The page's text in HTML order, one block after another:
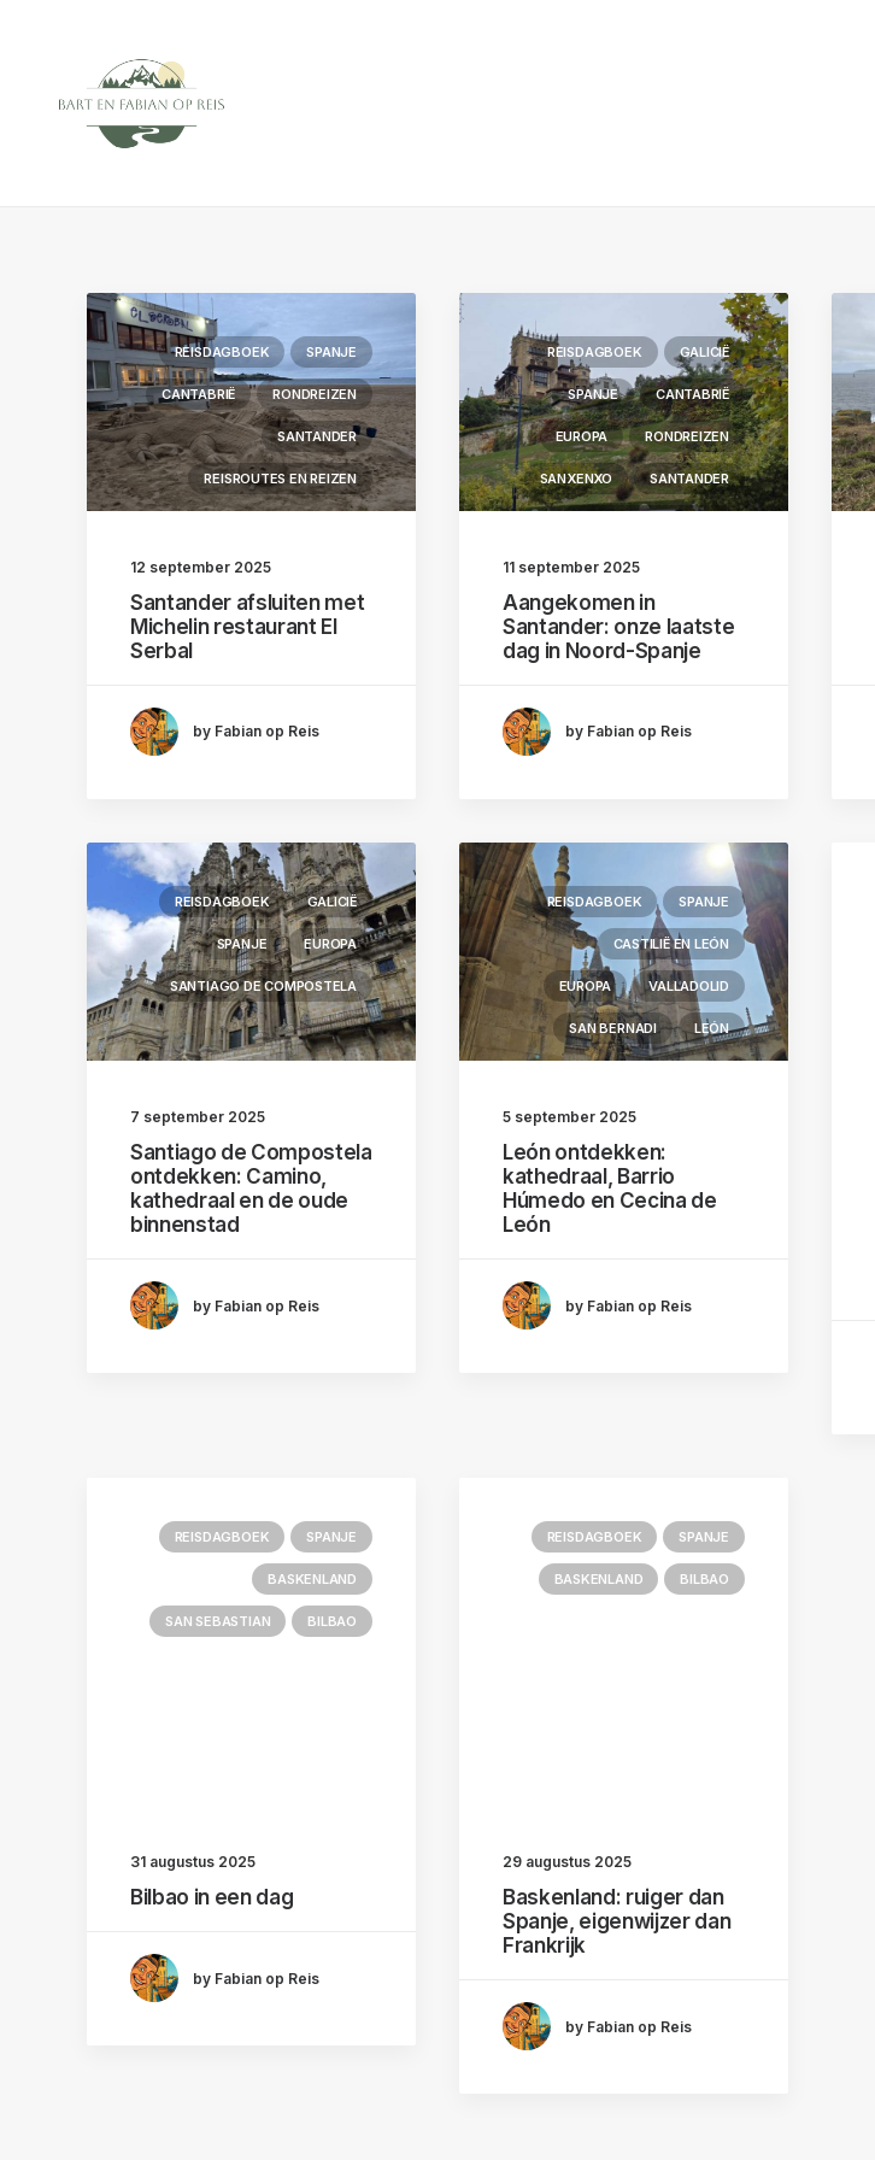
REISDAGBOEK SPANJE
CANTABRIË RONDREIZEN
SANTANDER
REISROUTES EN REIZEN
12 september 2025
Santander afsluiten met
Michelin restaurant El
Serbal
by Fabian op Reis
REISDAGBOEK GALICIË
SPANJE CANTABRIË
EUROPA RONDREIZEN
SANXENXO SANTANDER
11 september 2025
Aangekomen in
Santander: onze laatste
dag in Noord-Spanje
by Fabian op Reis
REISDAGBOEK GALICIË
SPANJE EUROPA
SANTIAGO DE COMPOSTELA
7 september 2025
Santiago de Compostela
ontdekken: Camino,
kathedraal en de oude
binnenstad
by Fabian op Reis
REISDAGBOEK SPANJE
CASTILIË EN LEÓN
EUROPA VALLADOLID
SAN BERNADI LEÓN
5 september 2025
León ontdekken:
kathedraal, Barrio
Húmedo en Cecina de
León
by Fabian op Reis
REISDAGBOEK SPANJE
BASKENLAND
SAN SEBASTIAN BILBAO
31 augustus 2025
Bilbao in een dag
by Fabian op Reis
REISDAGBOEK SPANJE
BASKENLAND BILBAO
29 augustus 2025
Baskenland: ruiger dan
Spanje, eigenwijzer dan
Frankrijk
by Fabian op Reis